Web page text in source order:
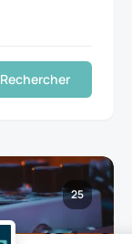
Rechercher
25